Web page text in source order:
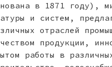
в 1871 году),
и систем,
отраслей
продукции,
работы в